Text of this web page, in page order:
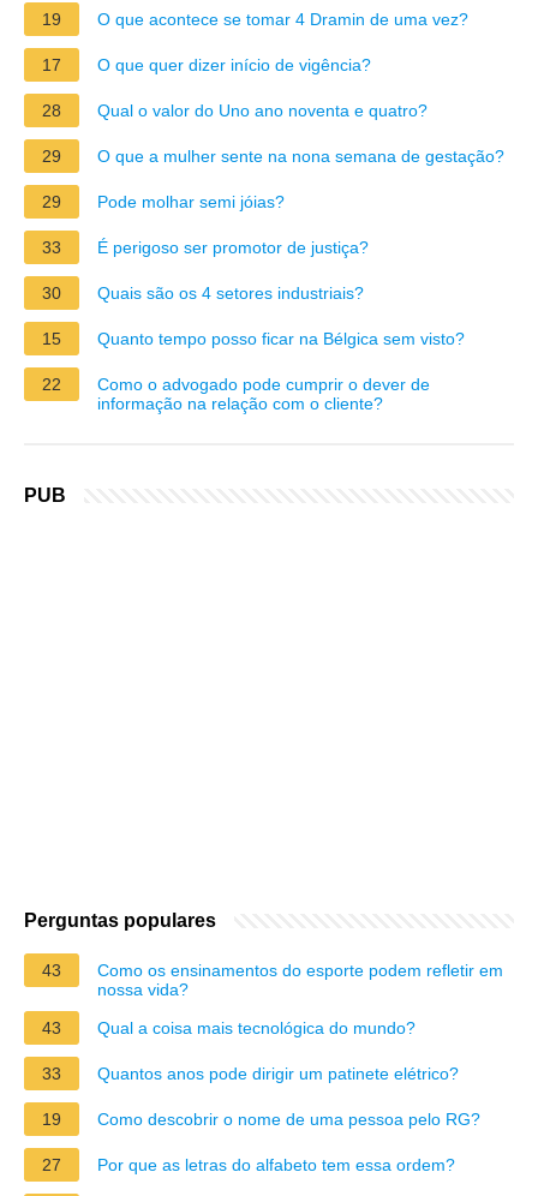
19 O que acontece se tomar 4 Dramin de uma vez?
17 O que quer dizer início de vigência?
28 Qual o valor do Uno ano noventa e quatro?
29 O que a mulher sente na nona semana de gestação?
29 Pode molhar semi jóias?
33 É perigoso ser promotor de justiça?
30 Quais são os 4 setores industriais?
15 Quanto tempo posso ficar na Bélgica sem visto?
22
Como o advogado pode cumprir o dever de
informação na relação com o cliente?
PUB
Perguntas populares
43
Como os ensinamentos do esporte podem refletir em
nossa vida?
43
Qual a coisa mais tecnológica do mundo?
33 Quantos anos pode dirigir um patinete elétrico?
19 Como descobrir o nome de uma pessoa pelo RG?
27 Por que as letras do alfabeto tem essa ordem?